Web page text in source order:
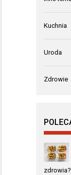
Kuchnia
Uroda
Zdrowie
zdrowia?